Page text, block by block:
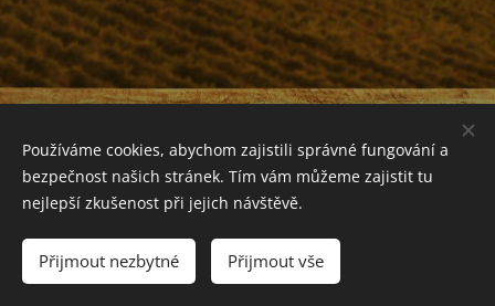
© 2026 Roudnická vinotéka. Všechna práva vyhrazena.
Cookies
Používáme cookies, abychom zajistili správné fungování a
bezpečnost našich stránek. Tím vám můžeme zajistit tu
nejlepší zkušenost při jejich návštěvě.
Přijmout nezbytné Přijmout vše